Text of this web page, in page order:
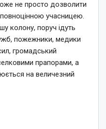
не просто дозволити
учасницею.
колону, поруч ідуть
пожежники, медики
громадський
прапорами, а
на величезний